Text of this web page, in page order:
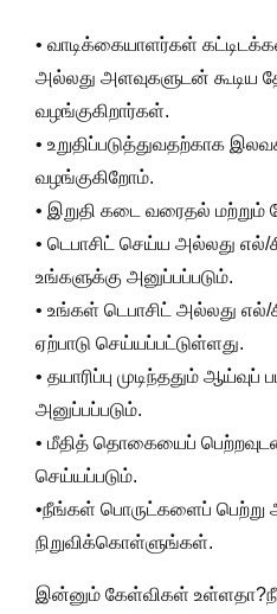
• வாடிக்கையாளர்கள்
அல்லது அளவுகளுடன் கூடிய
வழங்குகிறார்கள்.
• உறுதிப்படுத்துவதற்காக
வழங்குகிறோம்.
• இறுதி கடை வரைதல் மற்றும்
• டெபாசிட் செய்ய அல்லது
உங்களுக்கு அனுப்பப்படும்.
• உங்கள் டெபாசிட் அல்லது எல்/
ஏற்பாடு செய்யப்பட்டுள்ளது.
• தயாரிப்பு முடிந்ததும்
அனுப்பப்படும்.
• மீதித் தொகையைப் பெற்றவுடன்
செய்யப்படும்.
•நீங்கள் பொருட்களைப்
நிறுவிக்கொள்ளுங்கள்.
இன்னும் கேள்விகள்